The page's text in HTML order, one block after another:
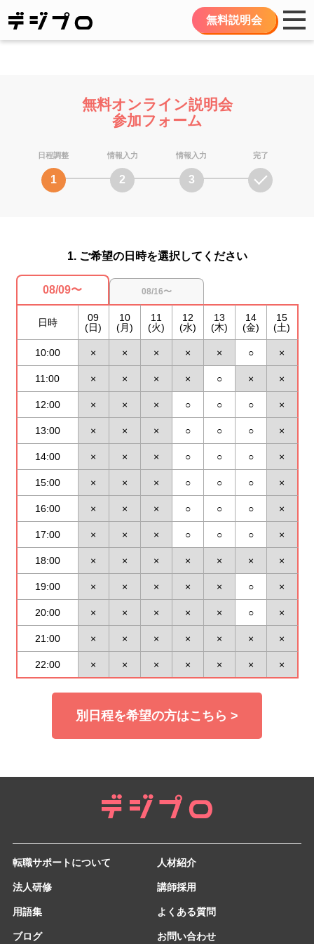
無料説明会
無料オンライン説明会
参加フォーム
日程調整
1
情報入力
2
情報入力
3
完了
1. ご希望の日時を選択してください
08/09〜 08/16〜
日時
09
(日)
10
(月)
11
(火)
12
(水)
13
(木)
14
(金)
15
(土)
10:00 × × × × × ○ ×
11:00 × × × × ○ × ×
12:00 × × × ○ ○ ○ ×
13:00 × × × ○ ○ ○ ×
14:00 × × × ○ ○ ○ ×
15:00 × × × ○ ○ ○ ×
16:00 × × × ○ ○ ○ ×
17:00 × × × ○ ○ ○ ×
18:00 × × × × × × ×
19:00 × × × × × ○ ×
20:00 × × × × × ○ ×
21:00 × × × × × × ×
22:00 × × × × × × ×
別日程を希望の方はこちら >
転職サポートについて 人材紹介
法人研修 講師採用
用語集 よくある質問
ブログ お問い合わせ